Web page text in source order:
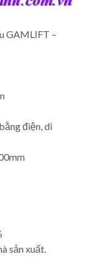
GAMLIFT –
điện, di
sản xuất.